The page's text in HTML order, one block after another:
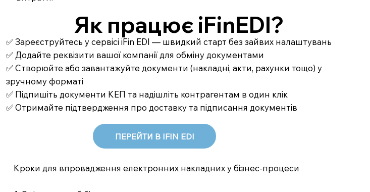
✅ Зареєструйтесь у сервісі iFin EDI — швидкий старт без зайвих налаштувань
✅ Додайте реквізити вашої компанії для обміну документами
✅ Створюйте або завантажуйте документи (накладні, акти, рахунки тощо) у
зручному форматі
✅ Підпишіть документи КЕП та надішліть контрагентам в один клік
✅ Отримайте підтвердження про доставку та підписання документів
ПЕРЕЙТИ В IFIN EDI
Як працює iFinEDI?
Кроки для впровадження електронних накладних у бізнес-процеси